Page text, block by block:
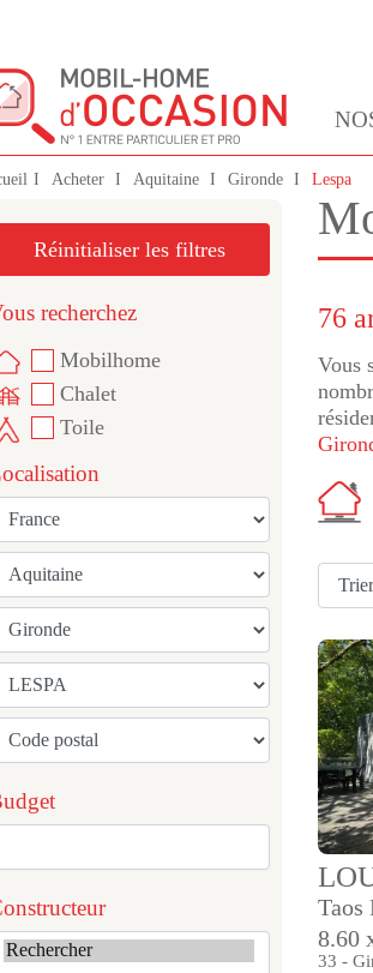
Acheter Aquitaine Gironde Lespa
Réinitialiser les filtres
recherchez
Mobilhome
Chalet
Toile
76
Vous
8.60
33 -